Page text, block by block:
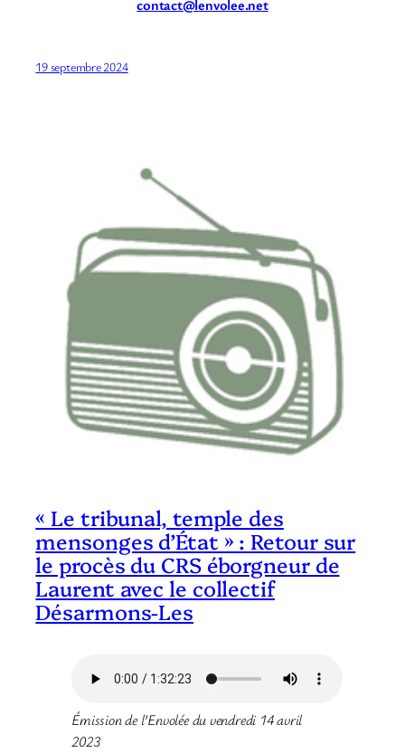
contact@lenvolee.net
19 septembre 2024
« Le tribunal, temple des
mensonges d’État » : Retour sur
le procès du CRS éborgneur de
Laurent avec le collectif
Désarmons-Les
Émission de l’Envolée du vendredi 14 avril
2023